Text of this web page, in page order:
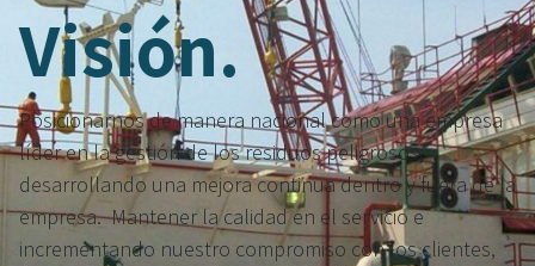
Visión.
Posicionarnos de manera nacional como una empresa
líder en la gestión de los residuos peligrosos,
desarrollando una mejora continua dentro y fuera de la
empresa. Mantener la calidad en el servicio e
incrementando nuestro compromiso con los clientes,